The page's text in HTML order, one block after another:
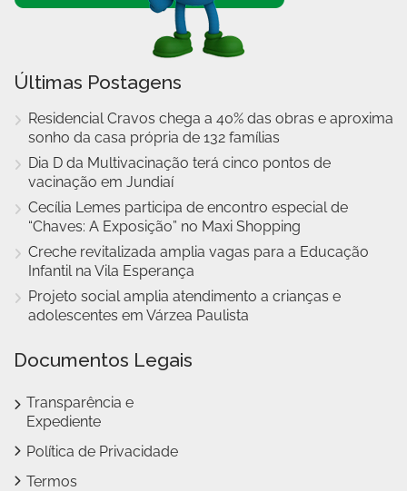
Últimas Postagens
Residencial Cravos chega a 40% das obras e aproxima
sonho da casa própria de 132 famílias
Dia D da Multivacinação terá cinco pontos de
vacinação em Jundiaí
Cecília Lemes participa de encontro especial de
“Chaves: A Exposição” no Maxi Shopping
Creche revitalizada amplia vagas para a Educação
Infantil na Vila Esperança
Projeto social amplia atendimento a crianças e
adolescentes em Várzea Paulista
Documentos Legais
Transparência e
Expediente
Política de Privacidade
Termos